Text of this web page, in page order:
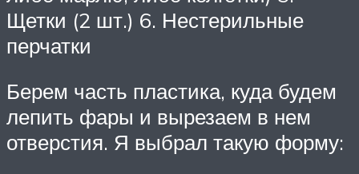
Щетки (2 шт.) 6. Нестерильные
перчатки
Берем часть пластика, куда будем
лепить фары и вырезаем в нем
отверстия. Я выбрал такую форму: